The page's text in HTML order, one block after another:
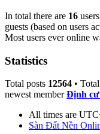
In total there are 16
guests (based on users
Most users ever online
Statistics
Total posts 12564 •
newest memberĐịnh
All times are
Sàn Đất Nền